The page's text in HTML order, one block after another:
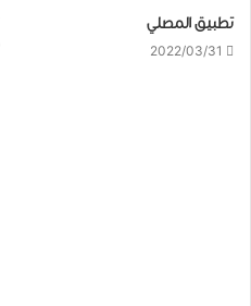
تطبيق المصلي
2022/03/31